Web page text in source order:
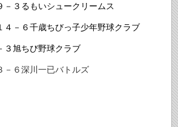
－３るもいシュークリームス
４－６千歳ちびっ子少年野球クラブ
３旭ちび野球クラブ
－６深川一已バトルズ